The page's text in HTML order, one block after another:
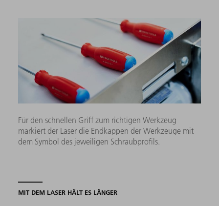
Für den schnellen Griff zum richtigen Werkzeug
markiert der Laser die Endkappen der Werkzeuge mit
dem Symbol des jeweiligen Schraubprofils.
MIT DEM LASER HÄLT ES LÄNGER